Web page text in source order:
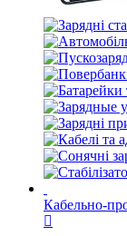
Кабельно-